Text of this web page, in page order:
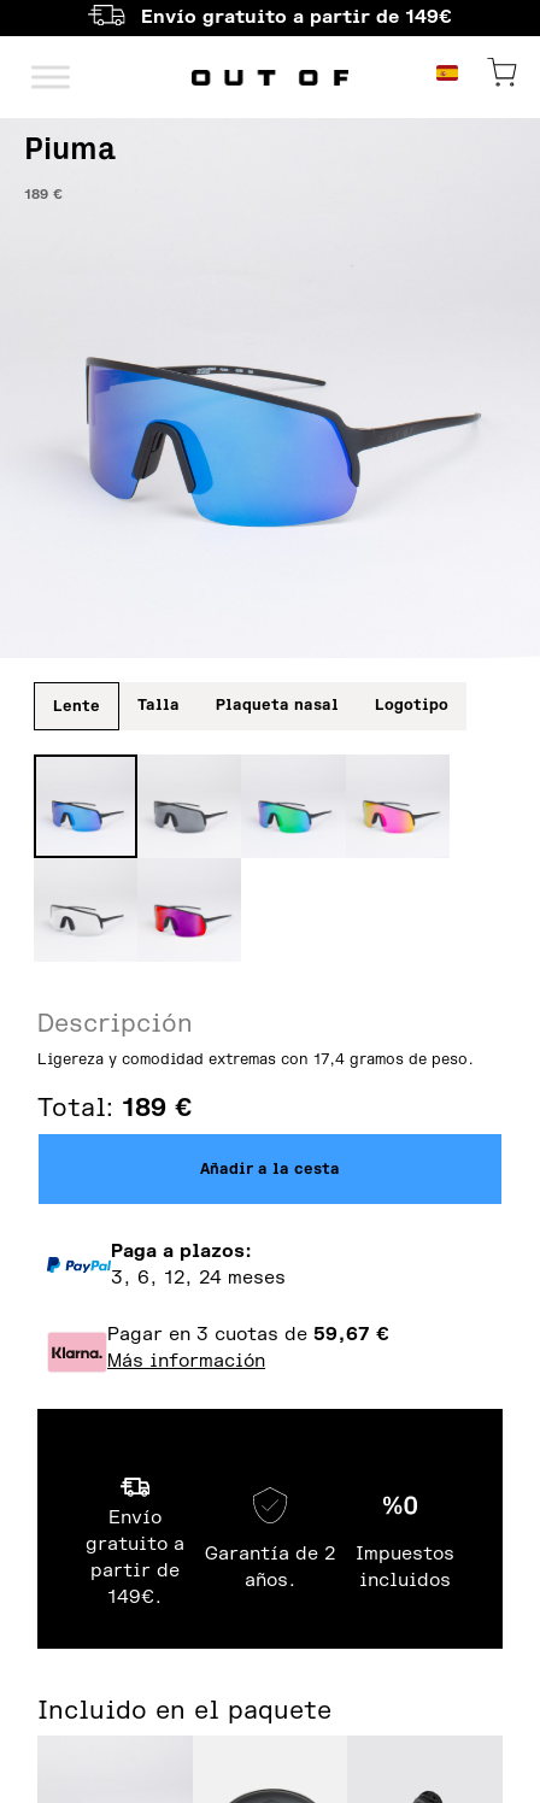
Envío gratuito a partir de 149€
Navegación principal
Piuma
189 €
Lente Talla Plaqueta nasal Logotipo
Descripción
Ligereza y comodidad extremas con 17,4 gramos de peso.
Total: 189 €
Añadir a la cesta
Paga a plazos:
3, 6, 12, 24 meses
Pagar en 3 cuotas de59,67 €
Más información
Envío
gratuito a
partir de
149€.
Garantía de 2
años.
Impuestos
incluidos
Incluido en el paquete